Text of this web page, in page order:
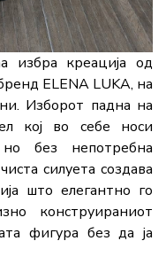
избра креација од
ELENA LUKA, на
Изборот падна на
кој во себе носи
без непотребна
силуета создава
што елегантно го
конструираниот
фигура без да ја